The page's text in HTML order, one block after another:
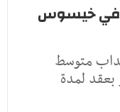
خيسوس
متوسط
لمدة